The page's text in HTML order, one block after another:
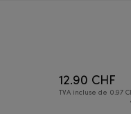
12.90 CHF
TVA incluse de 0.97